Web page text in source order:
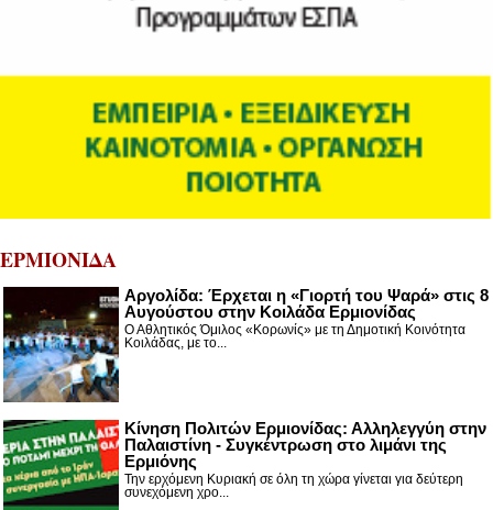
ΕΡΜΙΟΝΙΔΑ
Αργολίδα: Έρχεται η «Γιορτή του Ψαρά» στις 8
Αυγούστου στην Κοιλάδα Ερμιονίδας
Ο Αθλητικός Όμιλος «Κορωνίς» με τη Δημοτική Κοινότητα
Κοιλάδας, με το...
Κίνηση Πολιτών Ερμιονίδας: Αλληλεγγύη στην
Παλαιστίνη - Συγκέντρωση στο λιμάνι της
Ερμιόνης
Την ερχόμενη Κυριακή σε όλη τη χώρα γίνεται για δεύτερη
συνεχόμενη χρο...